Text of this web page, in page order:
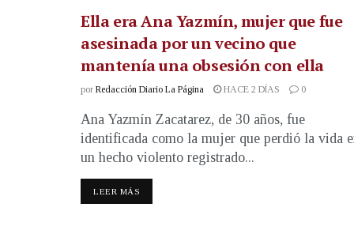
Ella era Ana Yazmín, mujer que fue
asesinada por un vecino que
mantenía una obsesión con ella
por Redacción Diario La Página HACE 2 DÍAS 0
Ana Yazmín Zacatarez, de 30 años, fue
identificada como la mujer que perdió la vida
un hecho violento registrado...
LEER MÁS